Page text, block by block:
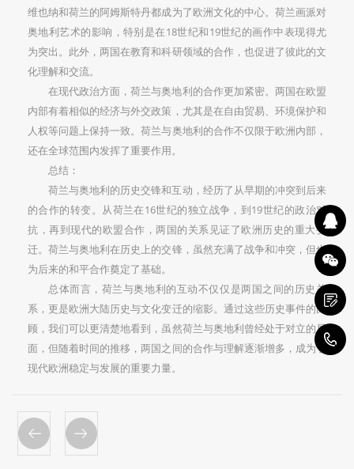
维也纳和荷兰的阿姆斯特丹都成为了欧洲文化的中心。荷兰画派对
奥地利艺术的影响，特别是在18世纪和19世纪的画作中表现得尤
为突出。此外，两国在教育和科研领域的合作，也促进了彼此的文
化理解和交流。
在现代政治方面，荷兰与奥地利的合作更加紧密。两国在欧盟
内部有着相似的经济与外交政策，尤其是在自由贸易、环境保护和
人权等问题上保持一致。荷兰与奥地利的合作不仅限于欧洲内部，
还在全球范围内发挥了重要作用。
总结：
荷兰与奥地利的历史交锋和互动，经历了从早期的冲突到后来
的合作的转变。从荷兰在16世纪的独立战争，到19世纪的政治对
抗，再到现代的欧盟合作，两国的关系见证了欧洲历史的重大变
迁。荷兰与奥地利在历史上的交锋，虽然充满了战争和冲突，但也
为后来的和平合作奠定了基础。
总体而言，荷兰与奥地利的互动不仅仅是两国之间的历史关
系，更是欧洲大陆历史与文化变迁的缩影。通过这些历史事件的回
顾，我们可以更清楚地看到，虽然荷兰与奥地利曾经处于对立的局
面，但随着时间的推移，两国之间的合作与理解逐渐增多，成为了
现代欧洲稳定与发展的重要力量。